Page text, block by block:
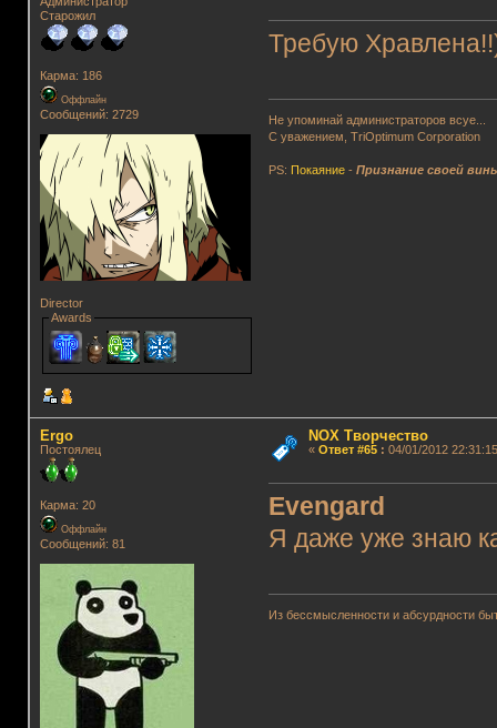
Старожил
Карма: 186
Оффлайн
Сообщений: 2729
Director
Awards
Требую
Не упоминай администраторов всуе...
С уважением, TriOptimum Corporation
PS: Покаяние -Признание своей
Ergo
Постоялец
Карма: 20
Оффлайн
Сообщений: 81
NOX Творчество
« Ответ #65: 04/01/2012
Evengard
Я даже уже знаю
Из бессмысленности и абсурдности